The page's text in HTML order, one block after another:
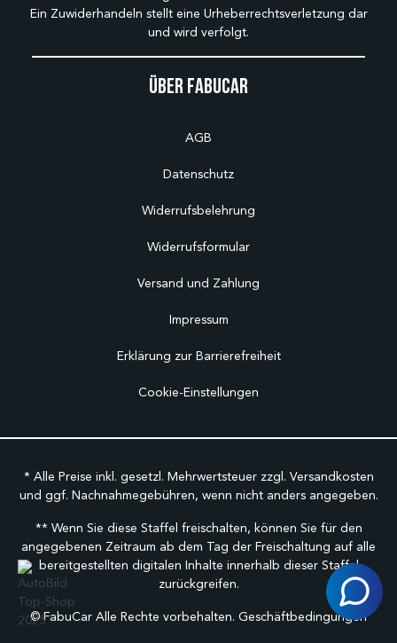
Über Fabucar
AGB
Datenschutz
Widerrufsbelehrung
Widerrufsformular
Versand und Zahlung
Impressum
Erklärung zur Barrierefreiheit
Cookie-Einstellungen
Ein Zuwiderhandeln stellt eine Urheberrechtsverletzung dar
und wird verfolgt.
* Alle Preise inkl. gesetzl. Mehrwertsteuer zzgl. Versandkosten
und ggf. Nachnahmegebühren, wenn nicht anders angegeben.
** Wenn Sie diese Staffel freischalten, können Sie für den
angegebenen Zeitraum ab dem Tag der Freischaltung auf alle
bereitgestellten digitalen Inhalte innerhalb dieser Staffel
zurückgreifen.
©FabuCar Alle Rechte vorbehalten. Geschäftbedingungen